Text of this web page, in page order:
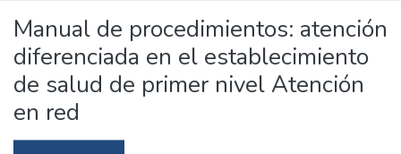
Manual de procedimientos: atención
diferenciada en el establecimiento
de salud de primer nivel Atención
en red